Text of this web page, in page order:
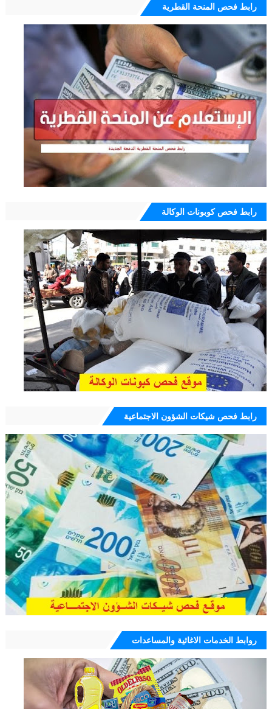
رابط فحص المنحة القطرية
رابط فحص كوبونات الوكالة
رابط فحص شيكات الشؤون الاجتماعية
روابط الخدمات الاغاثية والمساعدات